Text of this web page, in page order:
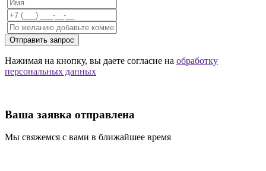
Отправить запрос
Нажимая на кнопку, вы даете согласие на обработку
персональных данных
Ваша заявка отправлена
Мы свяжемся с вами в ближайшее время